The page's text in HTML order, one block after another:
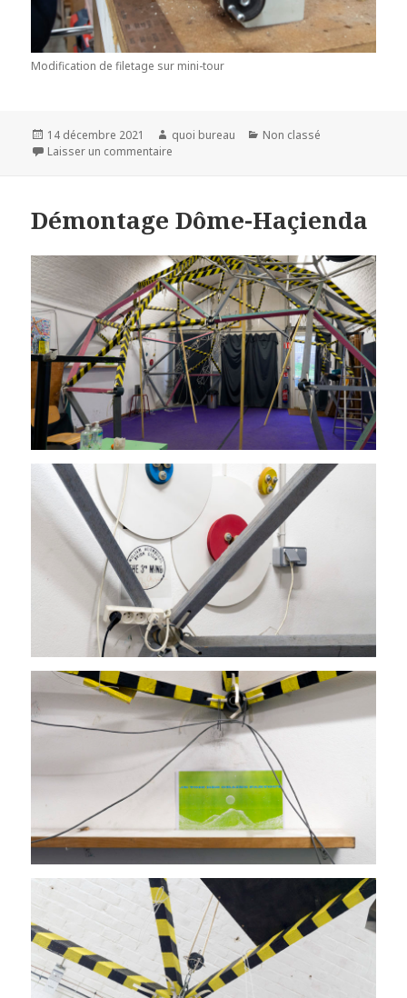
Modification de filetage sur mini-tour
Publié
le
14 décembre 2021 Auteur
quoi bureau Catégories
Non classé
Laisser un commentaire
Démontage Dôme-Haçienda